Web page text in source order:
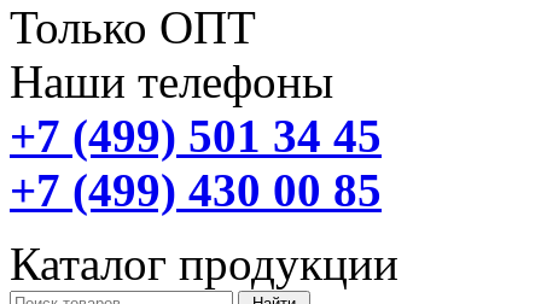
Только ОПТ
Наши телефоны
+7 (499) 501 34 45
+7 (499) 430 00 85
Каталог продукции